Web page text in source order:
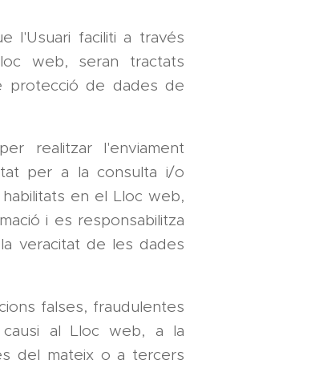
l'Usuari faciliti a través
web, seran tractats
protecció de dades de
realitzar l'enviament
per a la consulta i/o
en el Lloc web,
i es responsabilitza
veracitat de les dades
falses, fraudulentes
al Lloc web, a la
del mateix o a tercers